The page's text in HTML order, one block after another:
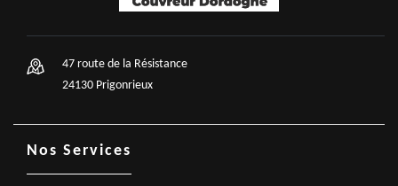
47 route de la Résistance
24130 Prigonrieux
Nos Services